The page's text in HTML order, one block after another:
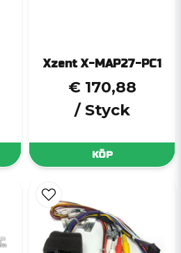
Xzent X-MAP27-PC1
€ 170,88
/ Styck
KÖP